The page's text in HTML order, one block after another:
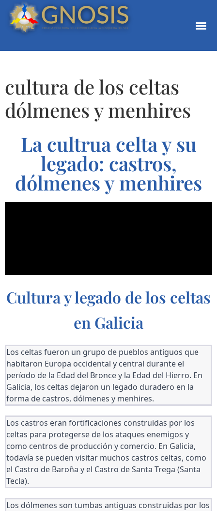
cultura de los celtas
dólmenes y menhires
La cultrua celta y su
legado: castros,
dólmenes y menhires
Cultura y legado de los celtas
en Galicia
Los celtas fueron un grupo de pueblos antiguos que
habitaron Europa occidental y central durante el
período de la Edad del Bronce y la Edad del Hierro. En
Galicia, los celtas dejaron un legado duradero en la
forma de castros, dólmenes y menhires.
Los castros eran fortificaciones construidas por los
celtas para protegerse de los ataques enemigos y
como centros de producción y comercio. En Galicia,
todavía se pueden visitar muchos castros celtas, como
el Castro de Baroña y el Castro de Santa Trega (Santa
Tecla).
Los dólmenes son tumbas antiguas construidas por los